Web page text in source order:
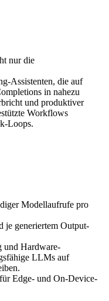
nur die
Assistenten, die auf
in nahezu
und produktiver
Workflows
Loops.
Modellaufrufe pro
je generiertem Output-
und Hardware-
LLMs auf
Edge- und On-Device-